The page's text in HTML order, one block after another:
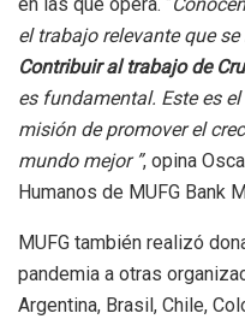
el trabajo relevante que
Contribuir al trabajo de
es fundamental. Este es
misión de promover el
mundo mejor ”, opina
Humanos de MUFG Bank
MUFG también realizó
pandemia a otras
Argentina, Brasil, Chile,